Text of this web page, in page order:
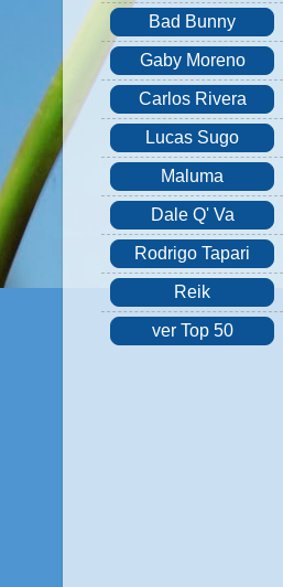
Bad Bunny
Gaby Moreno
Carlos Rivera
Lucas Sugo
Maluma
Dale Q' Va
Rodrigo Tapari
Reik
ver Top 50